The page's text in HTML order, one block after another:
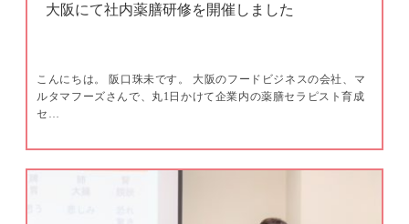
大阪にて社内薬膳研修を開催しました
こんにちは。 阪口珠未です。 大阪のフードビジネスの会社、マ
ルタマフーズさんで、丸1日かけて企業内の薬膳セラピスト育成
セ…